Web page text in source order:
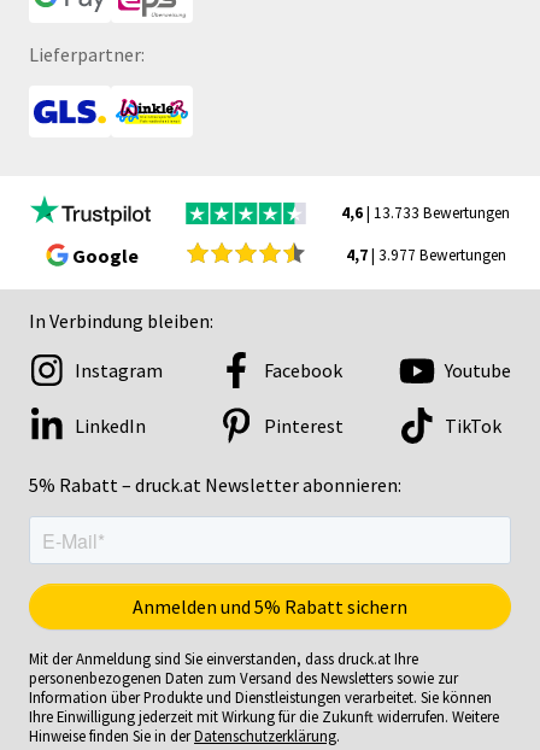
Lieferpartner:
4,6 | 13.733 Bewertungen
Google 4,7| 3.977 Bewertungen
In Verbindung bleiben:
5% Rabatt – druck.at Newsletter abonnieren:
Instagram Facebook Youtube
LinkedIn Pinterest TikTok
Mit der Anmeldung sind Sie einverstanden, dass druck.at Ihre
personenbezogenen Daten zum Versand des Newsletters sowie zur
Information über Produkte und Dienstleistungen verarbeitet. Sie können
Ihre Einwilligung jederzeit mit Wirkung für die Zukunft widerrufen. Weitere
Hinweise finden Sie in derDatenschutzerklärung.